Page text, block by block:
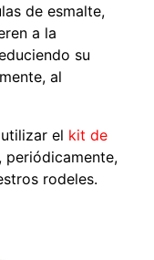
de esmalte,
a la
su
al
el kit de
periódicamente,
rodeles.